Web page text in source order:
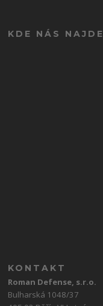
KDE NÁS
KONTAKT
Roman Defense, s.r.o.
Bulharská 1048/37